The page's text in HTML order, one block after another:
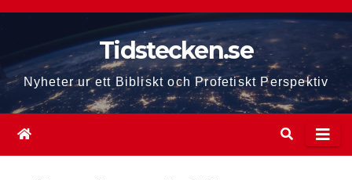
Hoppa
innehåll
Tidstecken.se
Nyheter ur ett Bibliskt och Profetiskt Perspektiv